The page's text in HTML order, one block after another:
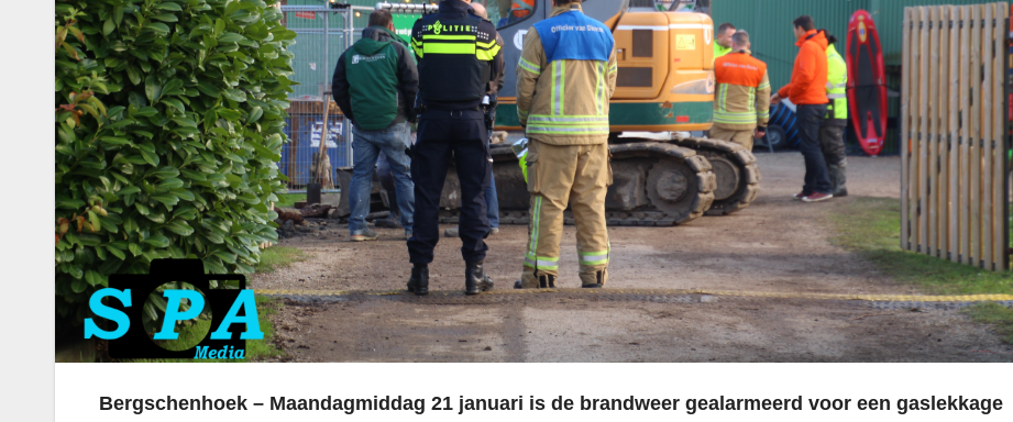
Bergschenhoek – Maandagmiddag 21 januari is de brandweer gealarmeerd voor een gaslekkage